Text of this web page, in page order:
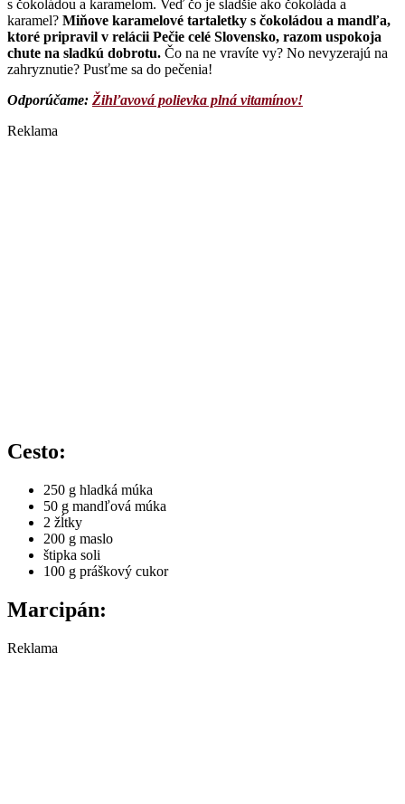
s čokoládou a karamelom. Veď čo je sladšie ako čokoláda a
karamel? Miňove karamelové tartaletky s čokoládou a mandľa,
ktoré pripravil v relácii Pečie celé Slovensko, razom uspokoja
chute na sladkú dobrotu. Čo na ne vravíte vy? No nevyzerajú na
zahryznutie? Pusťme sa do pečenia!
Odporúčame: Žihľavová polievka plná vitamínov!
Reklama
Cesto:
250 g hladká múka
50 g mandľová múka
2 žĺtky
200 g maslo
štipka soli
100 g práškový cukor
Marcipán:
Reklama